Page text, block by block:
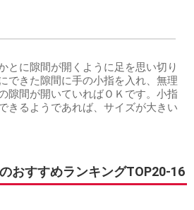
とに隙間が開くように足を思い切り
できた隙間に手の小指を入れ、無理
隙間が開いていればＯＫです。小指
きるようであれば、サイズが大きい
おすすめランキングTOP20-16